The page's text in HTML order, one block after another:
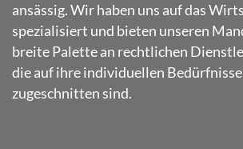
ansässig. Wir haben uns auf das
spezialisiert und bieten unseren
breite Palette an rechtlichen
die auf ihre individuellen Bedürfnisse
zugeschnitten sind.